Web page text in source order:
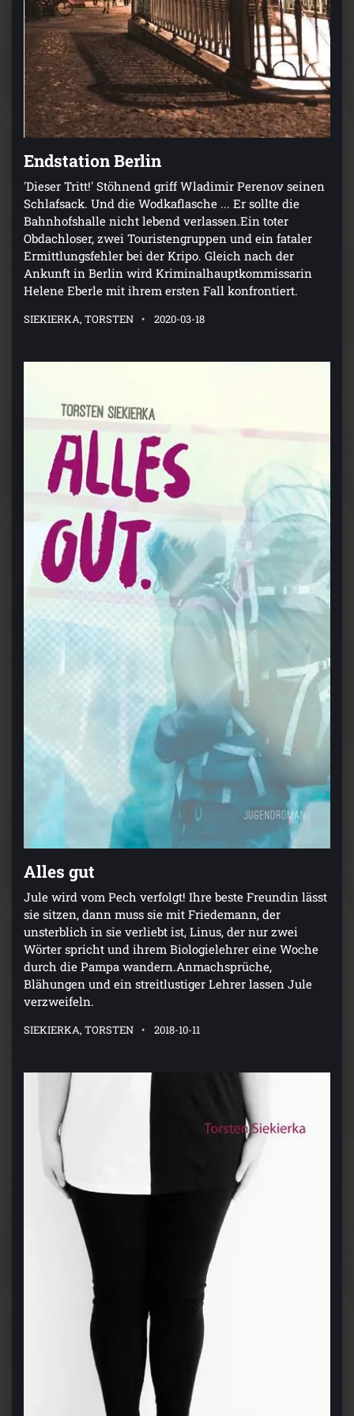
Endstation Berlin
'Dieser Tritt!' Stöhnend griff Wladimir Perenov seinen
Schlafsack. Und die Wodkaflasche ... Er sollte die
Bahnhofshalle nicht lebend verlassen.Ein toter
Obdachloser, zwei Touristengruppen und ein fataler
Ermittlungsfehler bei der Kripo. Gleich nach der
Ankunft in Berlin wird Kriminalhauptkommissarin
Helene Eberle mit ihrem ersten Fall konfrontiert.
SIEKIERKA, TORSTEN 2020-03-18
Alles gut
Jule wird vom Pech verfolgt! Ihre beste Freundin lässt
sie sitzen, dann muss sie mit Friedemann, der
unsterblich in sie verliebt ist, Linus, der nur zwei
Wörter spricht und ihrem Biologielehrer eine Woche
durch die Pampa wandern.Anmachsprüche,
Blähungen und ein streitlustiger Lehrer lassen Jule
verzweifeln.
SIEKIERKA, TORSTEN 2018-10-11